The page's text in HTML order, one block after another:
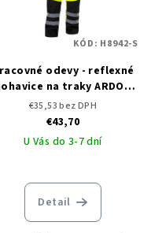
odevy - reflexné
na traky ARDON
HOWARD
€35,53 bez DPH
€43,70
U Vás do 3-7 dní
Detail
KÓD: H8942-S